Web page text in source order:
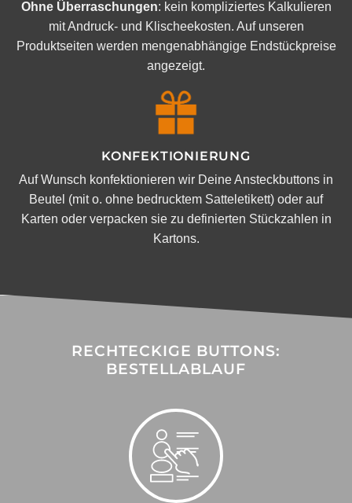
Ohne Überraschungen: kein kompliziertes Kalkulieren
mit Andruck- und Klischeekosten. Auf unseren
Produktseiten werden mengenabhängige Endstückpreise
angezeigt.
KONFEKTIONIERUNG
Auf Wunsch konfektionieren wir Deine Ansteckbuttons in
Beutel (mit o. ohne bedrucktem Satteletikett) oder auf
Karten oder verpacken sie zu definierten Stückzahlen in
Kartons.
RECHTECKIGE BUTTONS:
BESTELLABLAUF